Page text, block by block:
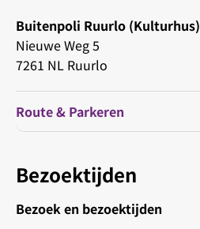
Buitenpoli Ruurlo (Kulturhus)
Nieuwe Weg 5
7261 NL Ruurlo
Route & Parkeren
Bezoektijden
Bezoek en bezoektijden